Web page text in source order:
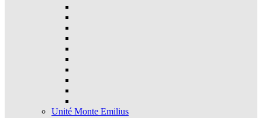
Unité Monte Emilius